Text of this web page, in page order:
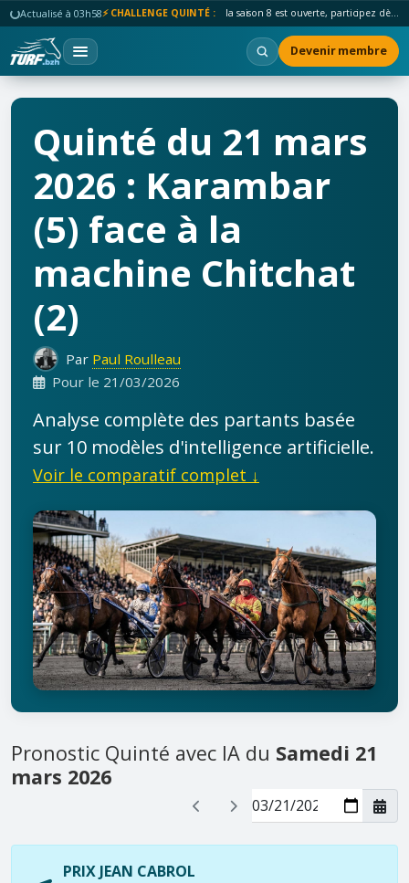
Actualisé à 03h58⚡ CHALLENGE QUINTÉ : la saison 8 est ouverte, participez dès maintenant !
Devenir membre
Quinté du 21 mars
2026 : Karambar
(5) face à la
machine Chitchat
(2)
Par Paul Roulleau
Pour le 21/03/2026
Analyse complète des partants basée
sur 10 modèles d'intelligence artificielle.
Voir le comparatif complet ↓
Pronostic Quinté avec IA du Samedi 21
mars 2026
PRIX JEAN CABROL